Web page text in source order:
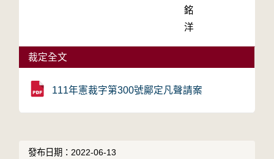
銘
洋
裁定全文
111年憲裁字第300號鄺定凡聲請案
發布日期：2022-06-13